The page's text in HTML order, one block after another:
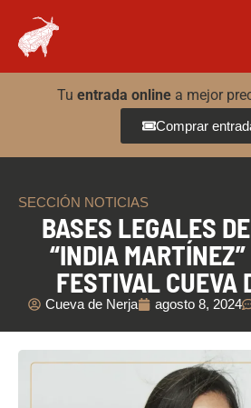
contenido
Tu entrada online a mejor
Comprar
SECCIÓN NOTICIAS
BASES LEGALES
“INDIA
FESTIVAL CUEVA
Cueva de Nerja agosto 8, 2024